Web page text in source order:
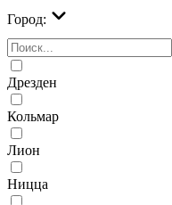
Город:
Дрезден
Кольмар
Лион
Ницца